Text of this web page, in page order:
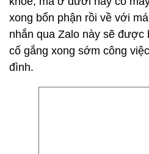
xong bổn phận rồi về với
nhắn qua Zalo này sẽ được
cố gắng xong sớm công
đình.